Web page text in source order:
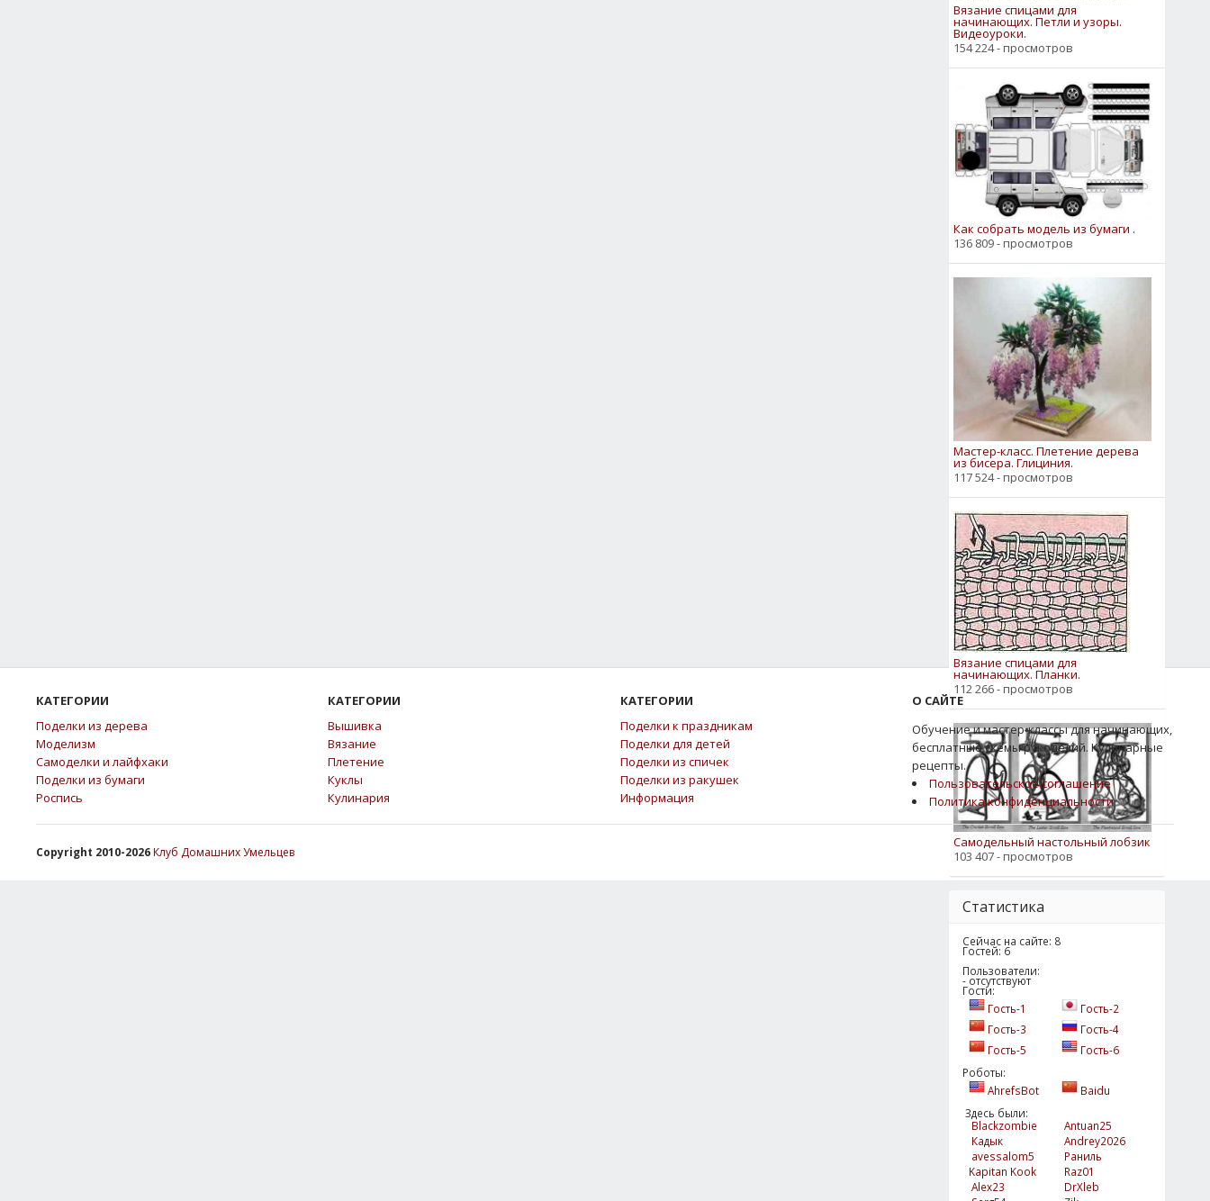
Вязание спицами для
начинающих. Петли и узоры.
Видеоуроки.
154 224 - просмотров
Как собрать модель из бумаги .
136 809 - просмотров
Мастер-класс. Плетение дерева
из бисера. Глициния.
117 524 - просмотров
Вязание спицами для
начинающих. Планки.
112 266 - просмотров
Самодельный настольный лобзик
103 407 - просмотров
Статистика
Сейчас на сайте: 8
Гостей: 6
Пользователи:
- отсутствуют
Гости:
Гость-1
Гость-2
Гость-3
Гость-4
Гость-5
Гость-6
Роботы:
AhrefsBot
Baidu
Здесь были:
Blackzombie
Antuan25
Кадык
Andrey2026
avessalom5
Раниль
Kapitan Kook
Raz01
Alex23
DrXleb
КАТЕГОРИИ
Поделки из дерева
Моделизм
Самоделки и лайфхаки
Поделки из бумаги
Роспись
КАТЕГОРИИ
Вышивка
Вязание
Плетение
Куклы
Кулинария
КАТЕГОРИИ
Поделки к праздникам
Поделки для детей
Поделки из спичек
Поделки из ракушек
Информация
О САЙТЕ
Обучение и мастер-классы для начинающих,
бесплатные схемы рукоделий. Кулинарные
рецепты.
Пользовательское соглашение
Политика конфиденциальности
Copyright 2010-2026Клуб Домашних Умельцев